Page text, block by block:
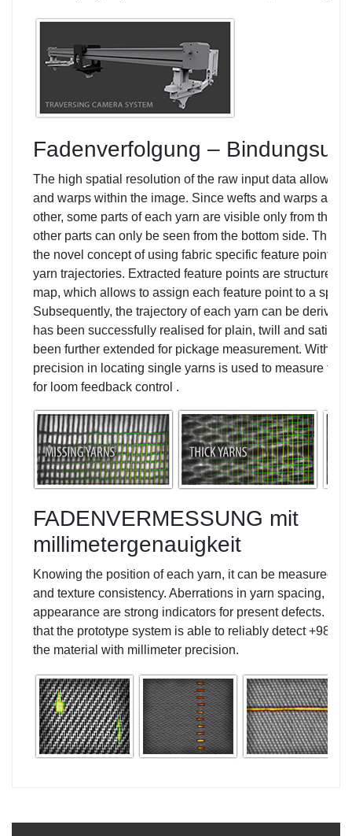
Fadenverfolgung –
The high spatial resolution of the raw input data allows
and warps within the image. Since wefts and warps are
other, some parts of each yarn are visible only from the
other parts can only be seen from the bottom side. This
the novel concept of using fabric specific feature points
yarn trajectories. Extracted feature points are structured
map, which allows to assign each feature point to a
Subsequently, the trajectory of each yarn can be
has been successfully realised for plain, twill and satin
been further extended for pickage measurement. Within
precision in locating single yarns is used to measure the
for loom feedback control .
FADENVERMESSUNG mit
millimetergenauigkeit
Knowing the position of each yarn, it can be measured
and texture consistency. Aberrations in yarn spacing,
appearance are strong indicators for present defects.
that the prototype system is able to reliably detect +98%
the material with millimeter precision.